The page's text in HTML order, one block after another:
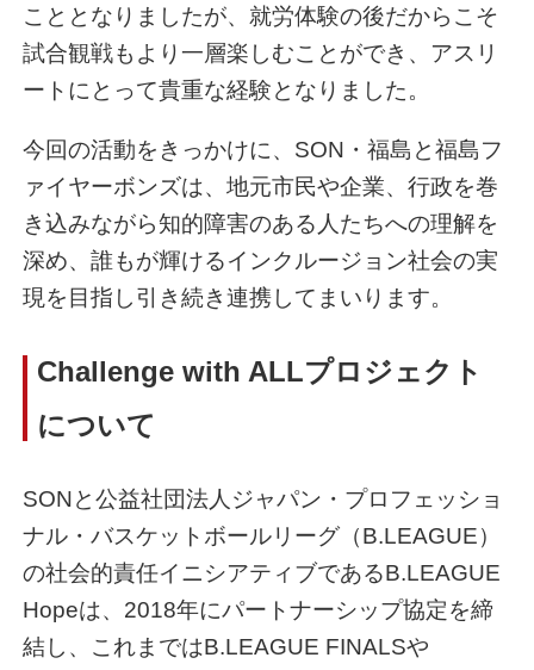
こととなりましたが、就労体験の後だからこそ
試合観戦もより一層楽しむことができ、アスリ
ートにとって貴重な経験となりました。
今回の活動をきっかけに、SON・福島と福島フ
ァイヤーボンズは、地元市民や企業、行政を巻
き込みながら知的障害のある人たちへの理解を
深め、誰もが輝けるインクルージョン社会の実
現を目指し引き続き連携してまいります。
Challenge with ALLプロジェクト
について
SONと公益社団法人ジャパン・プロフェッショ
ナル・バスケットボールリーグ（B.LEAGUE）
の社会的責任イニシアティブであるB.LEAGUE
Hopeは、2018年にパートナーシップ協定を締
結し、これまではB.LEAGUE FINALSや